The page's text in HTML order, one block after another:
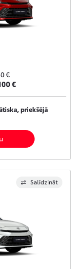
€
€
priekšējā
Salīdzināt